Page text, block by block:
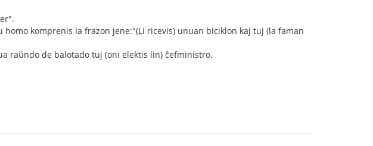
komprenis la frazon jene:"(Li ricevis) unuan biciklon kaj tuj (la faman
raŭndo de balotado tuj (oni elektis lin) ĉefministro.